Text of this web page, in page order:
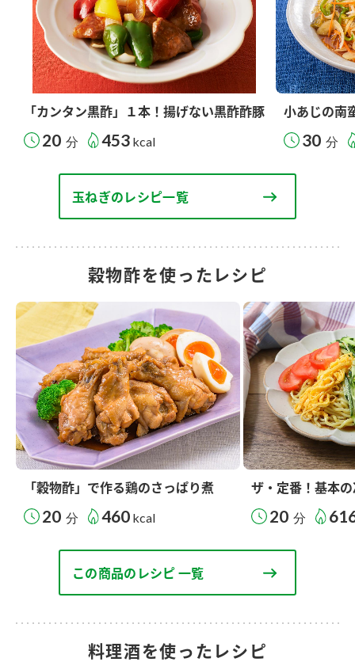
「カンタン黒酢」１本！揚げない黒酢酢豚
20 分 453 kcal
小あじの南
30 分
玉ねぎのレシピ一覧
穀物酢を使ったレシピ
「穀物酢」で作る鶏のさっぱり煮
20 分 460 kcal
ザ・定番！基本
20 分
この商品のレシピ 一覧
料理酒を使ったレシピ